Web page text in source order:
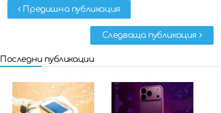
Предишна публикация
Следваща публикация
Последни публикации